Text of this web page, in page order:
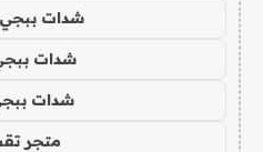
شدات
شدات
شدات
متجر